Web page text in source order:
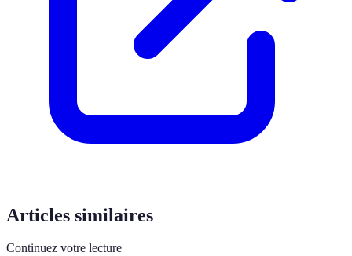
Articles similaires
Continuez votre lecture